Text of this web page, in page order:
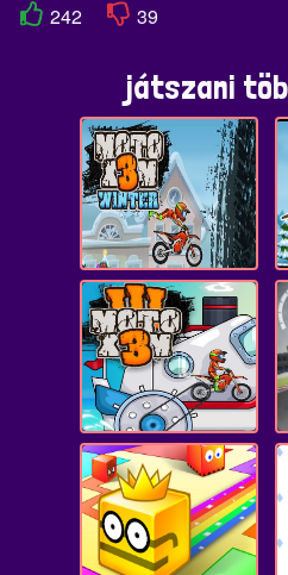
242 39
játszani